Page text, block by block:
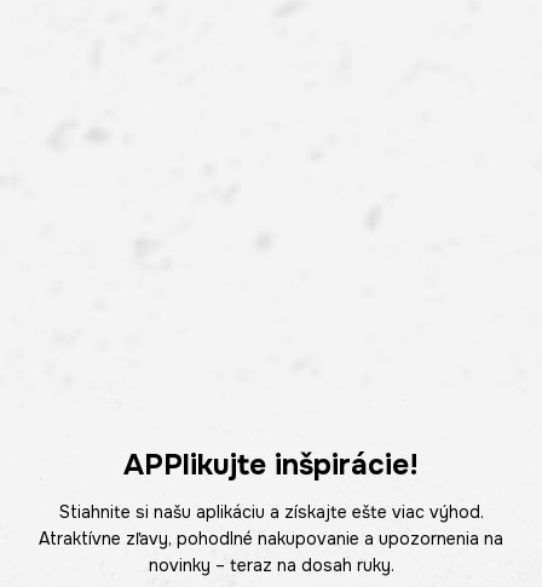
APPlikujte inšpirácie!
Stiahnite si našu aplikáciu a získajte ešte viac výhod.
Atraktívne zľavy, pohodlné nakupovanie a upozornenia na
novinky – teraz na dosah ruky.